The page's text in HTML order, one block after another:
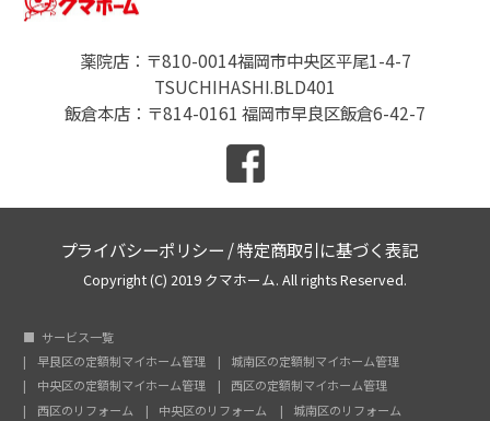
薬院店：〒810-0014福岡市中央区平尾1-4-7
TSUCHIHASHI.BLD401
飯倉本店：〒814-0161 福岡市早良区飯倉6-42-7
プライバシーポリシー /特定商取引に基づく表記
Copyright (C) 2019 クマホーム. All rights Reserved.
サービス一覧
早良区の定額制マイホーム管理
城南区の定額制マイホーム管理
中央区の定額制マイホーム管理
西区の定額制マイホーム管理
西区のリフォーム
中央区のリフォーム 城南区のリフォーム